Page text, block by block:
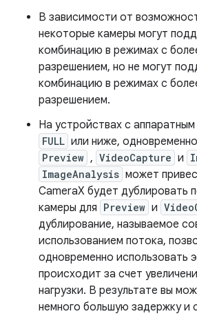
В зависимости от
некоторые камеры могут
комбинацию в режимах с
разрешением, но не могут
комбинацию в режимах с
разрешением.
На устройствах с
FULL или ниже,
Preview , VideoCapture и
ImageAnalysis может
CameraX будет дублировать
камеры для Preview и
дублирование, называемое
использованием потока,
одновременно использовать
происходит за счет
нагрузки. В результате вы
немного большую задержку и